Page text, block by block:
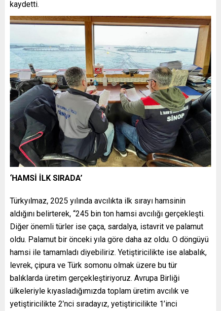
kaydetti.
‘HAMSİ İLK SIRADA’
Türkyılmaz, 2025 yılında avcılıkta ilk sırayı hamsinin
aldığını belirterek, “245 bin ton hamsi avcılığı gerçekleşti.
Diğer önemli türler ise çaça, sardalya, istavrit ve palamut
oldu. Palamut bir önceki yıla göre daha az oldu. O döngüyü
hamsi ile tamamladı diyebiliriz. Yetiştiricilikte ise alabalık,
levrek, çipura ve Türk somonu olmak üzere bu tür
balıklarda üretim gerçekleştiriyoruz. Avrupa Birliği
ülkeleriyle kıyasladığımızda toplam üretim avcılık ve
yetiştiricilikte 2’nci sıradayız, yetiştiricilikte 1’inci